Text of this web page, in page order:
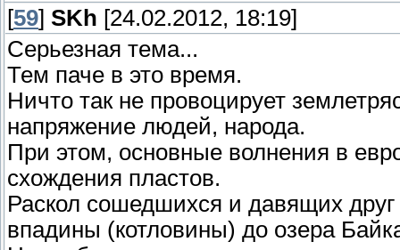
[59] SKh [24.02.2012, 18:19]
Серьезная тема...
Тем паче в это время.
Ничто так не провоцирует
напряжение людей, народа.
При этом, основные волнения в
схождения пластов.
Раскол сошедшихся и давящих друг
впадины (котловины) до озера